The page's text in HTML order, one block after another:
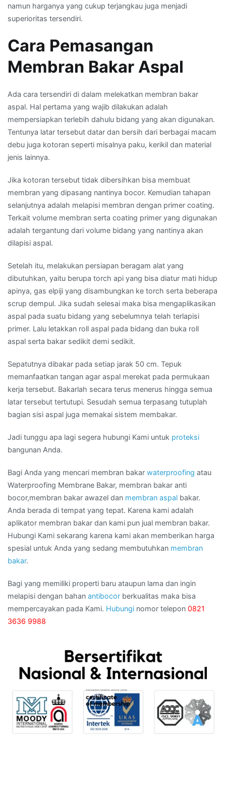
namun harganya yang cukup terjangkau juga menjadi
superioritas tersendiri.
Cara Pemasangan
Membran Bakar Aspal
Ada cara tersendiri di dalam melekatkan membran bakar
aspal. Hal pertama yang wajib dilakukan adalah
mempersiapkan terlebih dahulu bidang yang akan digunakan.
Tentunya latar tersebut datar dan bersih dari berbagai macam
debu juga kotoran seperti misalnya paku, kerikil dan material
jenis lainnya.
Jika kotoran tersebut tidak dibersihkan bisa membuat
membran yang dipasang nantinya bocor. Kemudian tahapan
selanjutnya adalah melapisi membran dengan primer coating.
Terkait volume membran serta coating primer yang digunakan
adalah tergantung dari volume bidang yang nantinya akan
dilapisi aspal.
Setelah itu, melakukan persiapan beragam alat yang
dibutuhkan, yaitu berupa torch api yang bisa diatur mati hidup
apinya, gas elpiji yang disambungkan ke torch serta beberapa
scrup dempul. Jika sudah selesai maka bisa mengaplikasikan
aspal pada suatu bidang yang sebelumnya telah terlapisi
primer. Lalu letakkan roll aspal pada bidang dan buka roll
aspal serta bakar sedikit demi sedikit.
Sepatutnya dibakar pada setiap jarak 50 cm. Tepuk
memanfaatkan tangan agar aspal merekat pada permukaan
kerja tersebut. Bakarlah secara terus menerus hingga semua
latar tersebut tertutupi. Sesudah semua terpasang tutuplah
bagian sisi aspal juga memakai sistem membakar.
Jadi tunggu apa lagi segera hubungi Kami untuk proteksi
bangunan Anda.
Bagi Anda yang mencari membran bakar waterproofing atau
Waterproofing Membrane Bakar, membran bakar anti
bocor,membran bakar awazel dan membran aspal bakar.
Anda berada di tempat yang tepat. Karena kami adalah
aplikator membran bakar dan kami pun jual membran bakar.
Hubungi Kami sekarang karena kami akan memberikan harga
spesial untuk Anda yang sedang membutuhkan membran
bakar.
Bagi yang memiliki properti baru ataupun lama dan ingin
melapisi dengan bahan antibocor berkualitas maka bisa
mempercayakan pada Kami. Hubungi nomor telepon 0821
3636 9988